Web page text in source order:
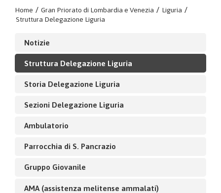
Home / Gran Priorato di Lombardia e Venezia / Liguria /
Struttura Delegazione Liguria
Notizie
Struttura Delegazione Liguria
Storia Delegazione Liguria
Sezioni Delegazione Liguria
Ambulatorio
Parrocchia di S. Pancrazio
Gruppo Giovanile
AMA (assistenza melitense ammalati)